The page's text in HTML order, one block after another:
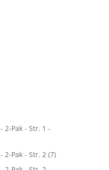
2-Pak - Str. 1 -
2-Pak - Str. 2 (7)